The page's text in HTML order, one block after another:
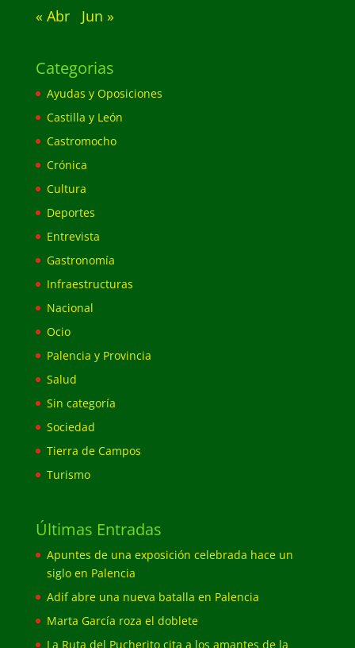
« Abr
Jun »
Categorias
Ayudas y Oposiciones
Castilla y León
Castromocho
Crónica
Cultura
Deportes
Entrevista
Gastronomía
Infraestructuras
Nacional
Ocio
Palencia y Provincia
Salud
Sin categoría
Sociedad
Tierra de Campos
Turismo
Últimas Entradas
Apuntes de una exposición celebrada hace un
siglo en Palencia
Adif abre una nueva batalla en Palencia
Marta García roza el doblete
La Ruta del Pucherito cita a los amantes de la